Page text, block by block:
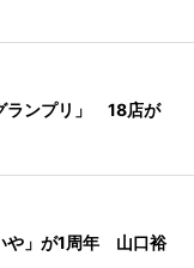
ランプリ」 18店が
や」が1周年 山口裕